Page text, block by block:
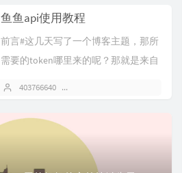
鱼鱼api使用教程
前言#这几天写了一个博客主题，那所
需要的token哪里来的呢？那就是来自
403766640